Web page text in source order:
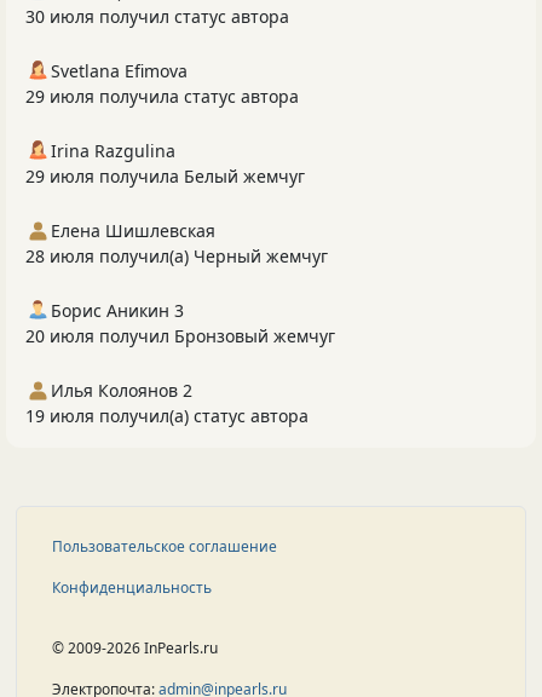
30 июля получил статус автора
Svetlana Efimova
29 июля получила статус автора
Irina Razgulina
29 июля получила Белый жемчуг
Елена Шишлевская
28 июля получил(а) Черный жемчуг
Борис Аникин 3
20 июля получил Бронзовый жемчуг
Илья Колоянов 2
19 июля получил(а) статус автора
Пользовательское соглашение
Конфиденциальность
© 2009-2026 InPearls.ru
Электропочта:admin@inpearls.ru